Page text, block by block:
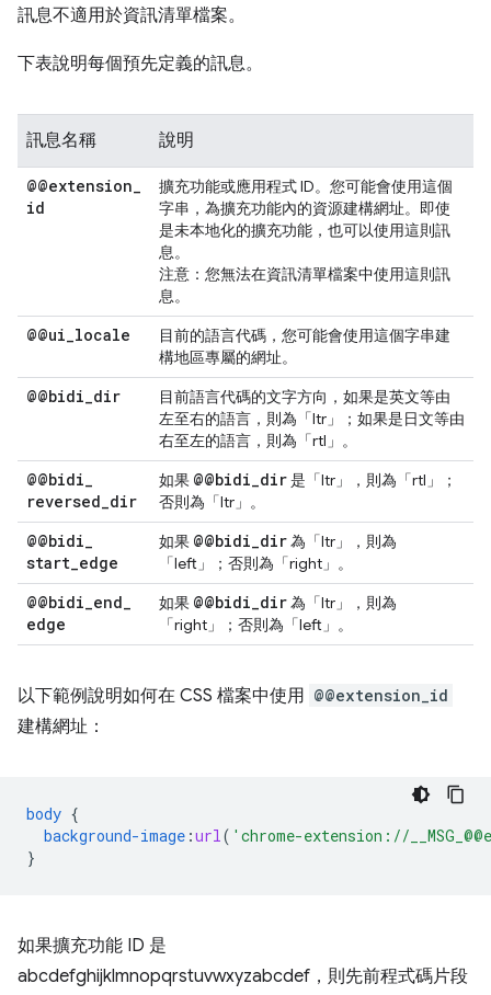
訊息不適用於資訊清單檔案。
下表說明每個預先定義的訊息。
訊息名稱 說明
@@extension_
id
擴充功能或應用程式 ID。您可能會使用這個
字串，為擴充功能內的資源建構網址。即使
是未本地化的擴充功能，也可以使用這則訊
息。
注意： 您無法在資訊清單檔案中使用這則訊
息。
@@ui_locale
目前的語言代碼，您可能會使用這個字串建
構地區專屬的網址。
@@bidi_dir
目前語言代碼的文字方向，如果是英文等由
左至右的語言，則為「ltr」；如果是日文等由
右至左的語言，則為「rtl」。
@@bidi_
reversed_dir
如果 @@bidi_dir是「ltr」，則為「rtl」；
否則為「ltr」。
@@bidi_
start_edge
如果 @@bidi_dir為「ltr」，則為
「left」；否則為「right」。
@@bidi_end_
edge
如果 @@bidi_dir為「ltr」，則為
「right」；否則為「left」。
以下範例說明如何在 CSS 檔案中使用 @@extension_id
建構網址：
body {
background-image :url( 'chrome-extension://
}
如果擴充功能 ID 是
abcdefghijklmnopqrstuvwxyzabcdef，則先前程式碼片段